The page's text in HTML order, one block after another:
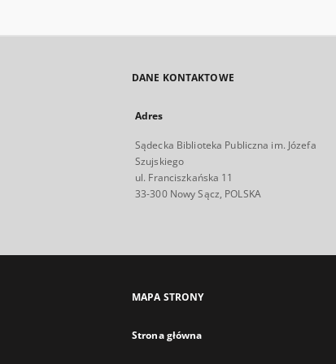
DANE KONTAKTOWE
Adres
Sądecka Biblioteka Publiczna im. Józefa
Szujskiego
ul. Franciszkańska 11
33-300 Nowy Sącz, POLSKA
MAPA STRONY
Strona główna